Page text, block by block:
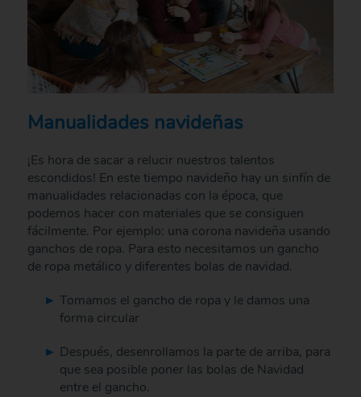
Manualidades navideñas
¡Es hora de sacar a relucir nuestros talentos
escondidos! En este tiempo navideño hay un sinfín de
manualidades relacionadas con la época, que
podemos hacer con materiales que se consiguen
fácilmente. Por ejemplo: una corona navideña usando
ganchos de ropa. Para esto necesitamos un gancho
de ropa metálico y diferentes bolas de navidad.
Tomamos el gancho de ropa y le damos una
forma circular
Después, desenrollamos la parte de arriba, para
que sea posible poner las bolas de Navidad
entre el gancho.